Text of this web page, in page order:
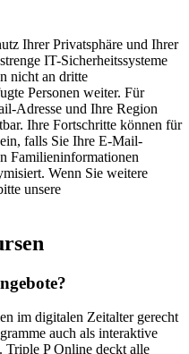
Ihrer Privatsphäre und Ihrer
IT-Sicherheitssysteme
nicht an dritte
Personen weiter. Für
Adresse und Ihre Region
Ihre Fortschritte können für
falls Sie Ihre E-Mail-
Familieninformationen
Wenn Sie weitere
unsere
im digitalen Zeitalter gerecht
auch als interaktive
Triple P Online deckt alle